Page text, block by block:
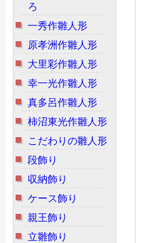
ろ
一秀作雛人形
原孝洲作雛人形
大里彩作雛人形
幸一光作雛人形
真多呂作雛人形
柿沼東光作雛人形
こだわりの雛人形
段飾り
収納飾り
ケース飾り
親王飾り
立雛飾り